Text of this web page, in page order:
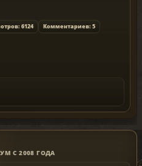
6124 Комментариев: 5
С 2008 ГОДА